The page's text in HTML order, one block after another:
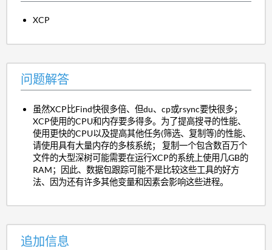
XCP
问题解答
虽然XCP比Find快很多倍、但du、cp或rsync要快很多；
XCP使用的CPU和内存要多得多。为了提高搜寻的性能、
使用更快的CPU以及提高其他任务(筛选、复制等)的性能、
请使用具有大量内存的多核系统； 复制一个包含数百万个
文件的大型深树可能需要在运行XCP的系统上使用几GB的
RAM；因此、数据包跟踪可能不是比较这些工具的好方
法、因为还有许多其他变量和因素会影响这些进程。
追加信息